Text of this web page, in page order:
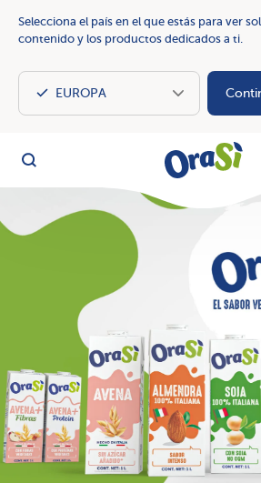
Selecciona el país en el que estás para ver
contenido y los productos dedicados a ti.
Busca
OraSì: el sabor de la naturaleza con